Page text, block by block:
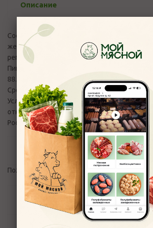
Описание
Состав:Сахар, глюкозный сироп, клюква
желирующий - крахмал картофельный,
регулятор кислотности - лимонная кислота.
Пищевая ценность на 100 г:Белки 1.5
88.0 г,Калорийность 350.0 ккал
Срок хранения:2.0 мес
Условия хранения:При температуре
относительной влажности воздуха не
Россия,Бековский пищекомбинат ООО
Отзывы
Пожалуйста, авторизуйтесь
Задать вопрос